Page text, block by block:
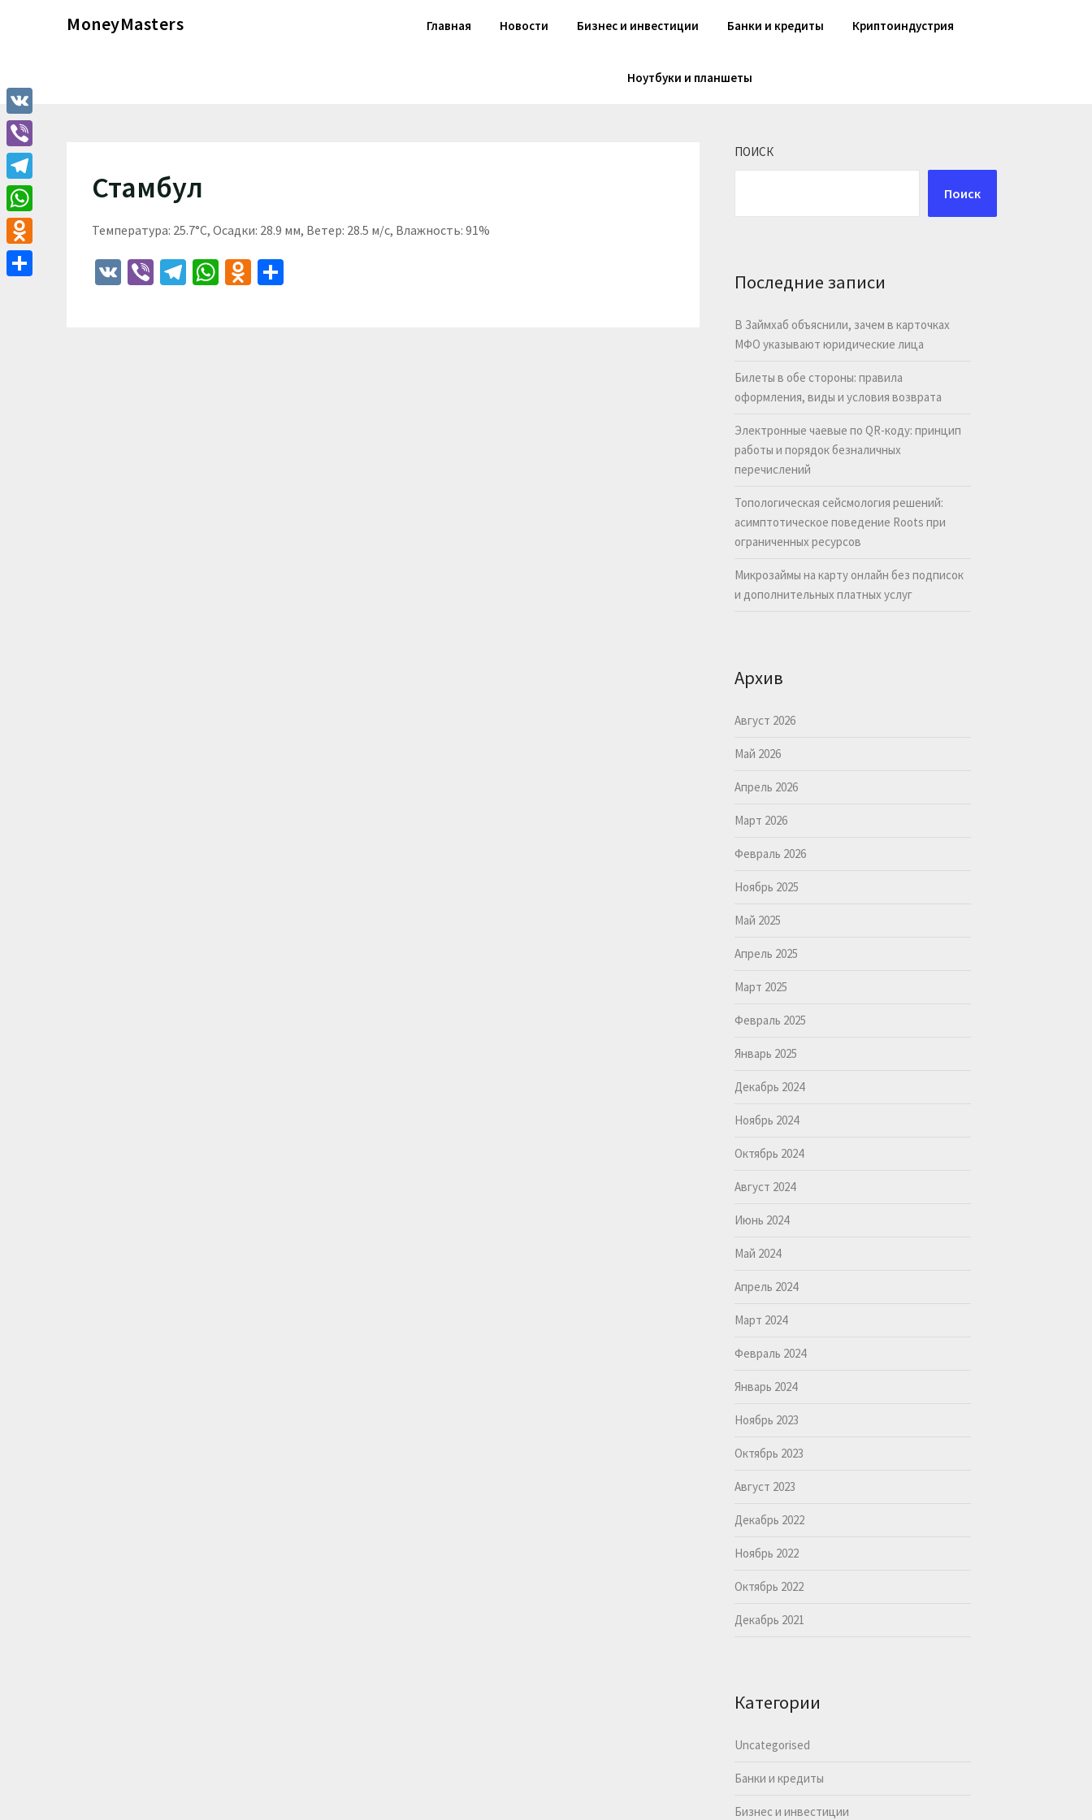
MoneyMasters Главная Новости Бизнес и инвестиции Банки и кредиты Криптоиндустрия
Ноутбуки и планшеты
Стамбул
Температура: 25.7°C, Осадки: 28.9 мм, Ветер: 28.5 м/с, Влажность: 91%
VK ViberTelegram
WhatsApp
Odnoklassniki
ПОИСК
Поиск
Последние записи
В Займхаб объяснили, зачем в карточках
МФО указывают юридические лица
Билеты в обе стороны: правила
оформления, виды и условия возврата
Электронные чаевые по QR-коду: принцип
работы и порядок безналичных
перечислений
Топологическая сейсмология решений:
асимптотическое поведение Roots при
ограниченных ресурсов
Микрозаймы на карту онлайн без подписок
и дополнительных платных услуг
Архив
Август 2026
Май 2026
Апрель 2026
Март 2026
Февраль 2026
Ноябрь 2025
Май 2025
Апрель 2025
Март 2025
Февраль 2025
Январь 2025
Декабрь 2024
Ноябрь 2024
Октябрь 2024
Август 2024
Июнь 2024
Май 2024
Апрель 2024
Март 2024
Февраль 2024
Январь 2024
Ноябрь 2023
Октябрь 2023
Август 2023
Декабрь 2022
Ноябрь 2022
Октябрь 2022
Декабрь 2021
Категории
Uncategorised
Банки и кредиты
Бизнес и инвестиции
VK
Viber
Telegram
WhatsApp
Odnoklassniki